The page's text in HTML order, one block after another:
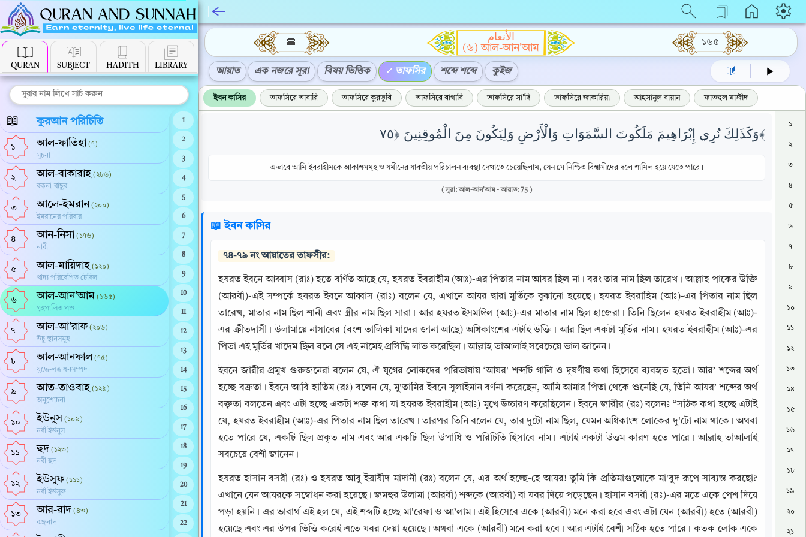
QURAN SUBJECT HADITH LIBRARY
📖 কুরআন পরিচিতি
১ আল-ফাতিহা (৭)
সূচনা
২ আল-বাকারাহ (২৮৬)
বকনা-বাছুর
৩ আলে-ইমরান (২০০)
ইমরানের পরিবার
৪ আন-নিসা (১৭৬)
নারী
৫ আল-মায়িদাহ (১২০)
খাদ্য পরিবেশিত টেবিল
৬ আল-আন'আম (১৬৫)
গৃহপালিত পশু
৭ আল-আ'রাফ (২০৬)
উচু স্থানসমূহ
৮ আল-আনফাল (৭৫)
যুদ্ধে-লব্ধ ধনসম্পদ
৯ আত-তাওবাহ (১২৯)
অনুশোচনা
১০ ইউনুস (১০৯)
নবী ইউনুস
১১ হুদ (১২৩)
নবী হুদ
১২ ইউসুফ (১১১)
নবী ইউসুফ
১৩ আর-রাদ (৪৩)
বজ্রনাদ
1
2
3
4
5
6
7
8
9
10
11
12
13
14
15
16
17
18
19
20
21
22
🕋
الأنعام
(৬) আল-আন'আম
১৬৫
আয়াত এক নজরে সূরা বিষয় ভিত্তিক তাফসির শব্দে শব্দে কুইজ
ইবন কাসির তাফসিরে তাবারি তাফসিরে কুরতুবি তাফসিরে বাগাবি তাফসিরে সা'দি তাফসিরে জাকারিয়া আহসানুল বায়ান ফাতহুল মাজীদ
وَكَذَلِكَ نُرِي إِبْرَاهِيمَ مَلَكُوتَ السَّمَوَاتِ وَالْأَرْضِ وَلِيَكُونَ مِنَ الْمُوقِنِينَ ﴿٧٥﴾
এভাবে আমি ইবরাহীমকে আকাশসমূহ ও যমীনের যাবতীয় পরিচালন ব্যবস্থা দেখাতে চেয়েছিলাম, যেন সে নিশ্চিত বিশ্বাসীদের দলে শামিল হয়ে যেতে পারে।
( সূরা: আল-আন'আম - আয়াত: 75 )
📖 ইবন কাসির
৭৪-৭৯ নং আয়াতের তাফসীর:
হযরত ইবনে আব্বাস (রাঃ) হতে বর্ণিত আছে যে, হযরত ইবরাহীম (আঃ)-এর পিতার নাম আযর ছিল না। বরং তার নাম ছিল তারেখ । আল্লাহ পাকের উক্তি
(আরবী)-এই সম্পর্কে হযরত ইবনে আব্বাস (রাঃ) বলেন যে, এখানে আযর দ্বারা মূর্তিকে বুঝানো হয়েছে। হযরত ইবরাহিম (আঃ)-এর পিতার নাম ছিল
তারেখ, মাতার নাম ছিল শানী এবং স্ত্রীর নাম ছিল সারা। আর হযরত ইসমাঈল (আঃ)-এর মাতার নাম ছিল হাজেরা। তিনি ছিলেন হযরত ইবরাহীম (আঃ)-
এর ক্রীতদাসী। উলামায়ে নাসাবের (বংশ তালিকা যাদের জানা আছে) অধিকাংশের এটাই উক্তি। আর ছিল একটা মূর্তির নাম। হযরত ইবরাহীম (আঃ)-এর
পিতা এই মূর্তির খাদেম ছিল বলে সে এই নামেই প্রসিদ্ধি লাভ করেছিল। আল্লাহ তাআলাই সবেচেয়ে ভাল জানেন।
ইবনে জারীর প্রমুখ গুরুজনেরা বলেন যে, ঐ যুগের লোকদের পরিভাষায় ‘আযর' শব্দটি গালি ও দূষণীয় কথা হিসেবে ব্যবহৃত হতো। আর’ শব্দের অর্থ
হচ্ছে বক্রতা। ইবনে আবি হাতিম (রঃ) বলেন যে, মু'তামির ইবনে সুলাইমান বর্ণনা করেছেন, আমি আমার পিতা থেকে শুনেছি যে, তিনি আযর’ শব্দের অর্থ
বক্তৃতা বলতেন এবং এটা হচ্ছে একটা শক্ত কথা যা হযরত ইবরাহীম (আঃ) মুখে উচ্চারণ করেছিলেন। ইবনে জারীর (রঃ) বলেনঃ “সঠিক কথা হচ্ছে এটাই
যে, হযরত ইবরাহীম (আঃ)-এর পিতার নাম ছিল তারেখ । তারপর তিনি বলেন যে, তার দুটো নাম ছিল, যেমন অধিকাংশ লোকের দু'টো নাম থাকে। অথবা
হতে পারে যে, একটি ছিল প্রকৃত নাম এবং আর একটি ছিল উপাধি ও পরিচিতি হিসাবে নাম। এটাই একটা উত্তম কারণ হতে পারে। আল্লাহ তাআলাই
সবচেয়ে বেশী জানেন।
হযরত হাসান বসরী (রঃ) ও হযরত আবু ইয়াযীদ মাদানী (রঃ) বলেন যে, এর অর্থ হচ্ছে-হে আযর! তুমি কি প্রতিমাগুলোকে মা'বুদ রূপে সাব্যস্ত করছো?
এখানে যেন আযরকে সম্বোধন করা হয়েছে। জমহুর উলামা (আরবী) শব্দকে (আরবী) বা যবর দিয়ে পড়েছেন। হাসান বসরী (রঃ)-এর মতে একে পেশ দিয়ে
পড়া হয়নি। এর ভাবার্থ এই হল যে, এই শব্দটি হচ্ছে মা'রেফা ও আ’লাম। এই হিসেবে একে (আরবী) মনে করা হবে এবং এটা যেন (আরবী) হতে (আরবী)
হয়েছে এবং এর উপর ভিত্তি করেই এতে যবর দেয়া হয়েছে। অথবা একে (আরবী) মনে করা হবে। আর এটাই বেশী সঠিক হতে পারে। কতক লোক একে
১
২
৩
৪
৫
৬
৭
৮
৯
১০
১১
১২
১৩
১৪
১৫
১৬
১৭
১৮
১৯
২০
২১